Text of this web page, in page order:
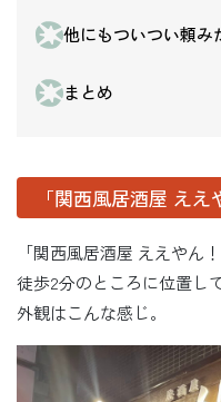
他にもついつい頼み
まとめ
「関西風居酒屋 え
「関西風居酒屋 ええやん
徒歩2分のところに位置し
外観はこんな感じ。